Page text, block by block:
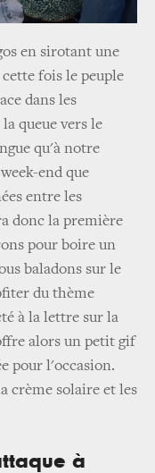
en sirotant une
fois le peuple
dans les
queue vers le
qu'à notre
end que
entre les
donc la première
pour boire un
baladons sur le
du thème
à la lettre sur la
alors un petit gif
pour l'occasion.
crème solaire et les
à